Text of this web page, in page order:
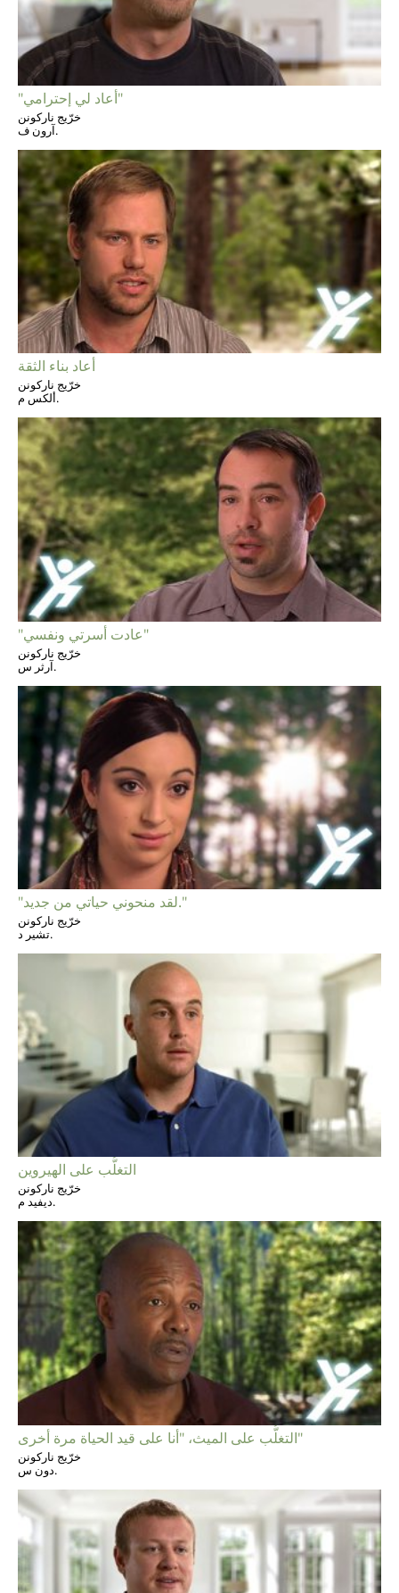
"أعاد لي إحترامي"
خرّيج ناركونن
آرون ف.
أعاد بناء الثقة
خرّيج ناركونن
ألكس م.
"عادت أسرتي ونفسي"
خرّيج ناركونن
آرثر س.
"لقد منحوني حياتي من جديد."
خرّيج ناركونن
تشير د.
التغلُّب على الهيروين
خرّيج ناركونن
ديفيد م.
التغلُّب على الميث، "أنا على قيد الحياة مرة أخرى"
خرّيج ناركونن
دون س.